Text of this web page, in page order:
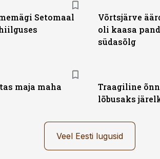
Setomaal
Võrtsjärve
oli kaasa
südasõlg
maja maha
Traagiline
lõbusaks
Veel Eesti lugusid